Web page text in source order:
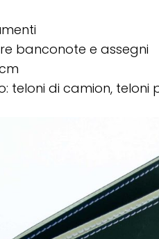
banconote e assegni
teloni di camion, teloni